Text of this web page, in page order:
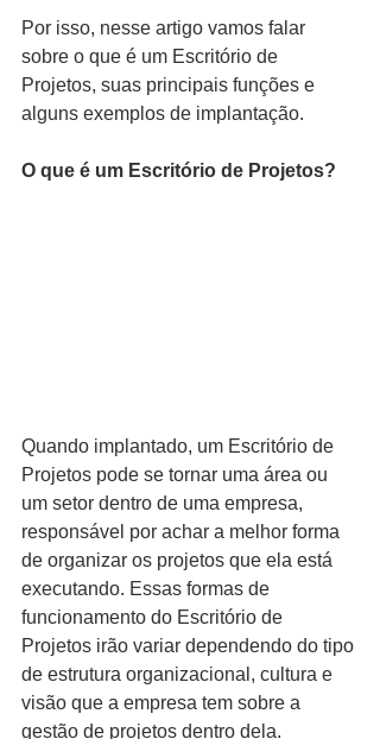
Por isso, nesse artigo vamos falar
sobre o que é um Escritório de
Projetos, suas principais funções e
alguns exemplos de implantação.
O que é um Escritório de Projetos?
Quando implantado, um Escritório de
Projetos pode se tornar uma área ou
um setor dentro de uma empresa,
responsável por achar a melhor forma
de organizar os projetos que ela está
executando. Essas formas de
funcionamento do Escritório de
Projetos irão variar dependendo do tipo
de estrutura organizacional, cultura e
visão que a empresa tem sobre a
gestão de projetos dentro dela.